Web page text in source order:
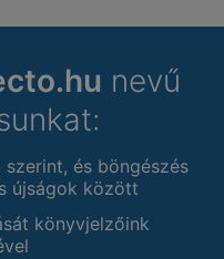
nevű
és böngészés
újságok között
könyvjelzőink